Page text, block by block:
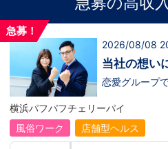
急募！
2026/08/08
当社の想い
大募集‼
恋愛グループ
います！・接
ると自分も嬉
く仲間もキャ
い・喜んで(楽
横浜パフパフチェリーパイ
風俗ワーク
店舗型ヘルス